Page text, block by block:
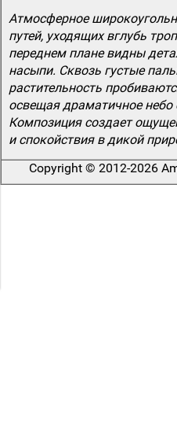
Атмосферное
путей, уходящих вглубь
переднем плане видны
насыпи. Сквозь густые
растительность
освещая драматичное
Композиция создает
и спокойствия в дикой
Copyright © 2012-2026